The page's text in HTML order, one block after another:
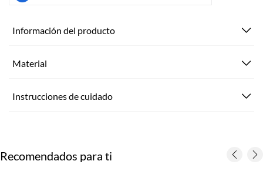
Información del producto
Material
Instrucciones de cuidado
Recomendados para ti